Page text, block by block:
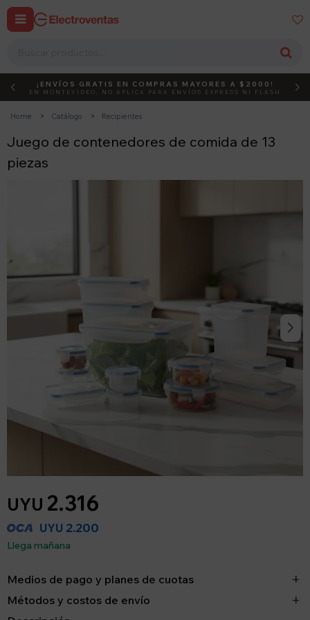
 
DEBUT ACTIVÁ EL CÓDIGO
¡ENVÍOS GRATIS EN COMPRAS MAYORES A $2000!
EN MONTEVIDEO, NO APLICA PARA ENVÍOS EXPRESS NI FLASH
Home Catálogo Recipientes
Juego de contenedores de comida de 13
piezas
UYU 2.316
UYU 2.200
Llega mañana
Medios de pago y planes de cuotas
Métodos y costos de envío